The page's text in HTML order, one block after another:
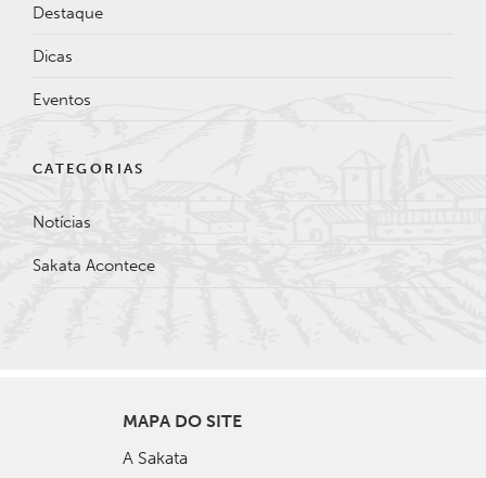
Destaque
Dicas
Eventos
CATEGORIAS
Notícias
Sakata Acontece
MAPA DO SITE
A Sakata